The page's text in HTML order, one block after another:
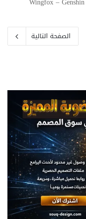
الصفحة التالية